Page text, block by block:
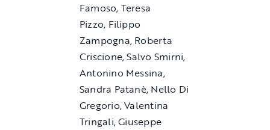
Famoso, Teresa
Pizzo, Filippo
Zampogna, Roberta
Criscione, Salvo Smirni,
Antonino Messina,
Sandra Patanè, Nello Di
Gregorio, Valentina
Tringali, Giuseppe